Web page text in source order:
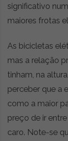
significativo
maiores frotas
As bicicletas
mas a relação
tinham, na
perceber que a
como a maior
preço de ir
caro. Note-se